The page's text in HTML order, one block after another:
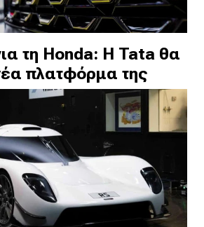
τη Honda: Η Tata θα
πλατφόρμα της